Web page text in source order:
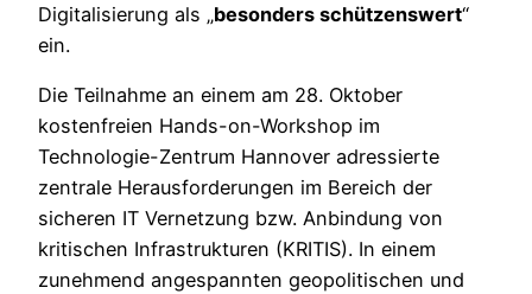
Digitalisierung als „besonders schützenswert“
ein.
Die Teilnahme an einem am 28. Oktober
kostenfreien Hands-on-Workshop im
Technologie-Zentrum Hannover adressierte
zentrale Herausforderungen im Bereich der
sicheren IT Vernetzung bzw. Anbindung von
kritischen Infrastrukturen (KRITIS). In einem
zunehmend angespannten geopolitischen und